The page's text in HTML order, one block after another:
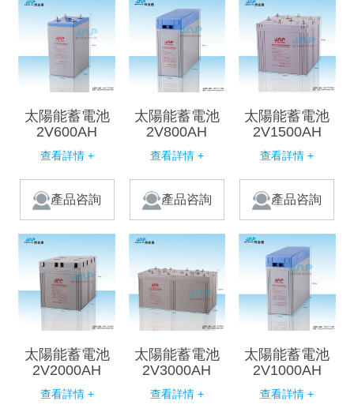
太陽能蓄電池
2V600AH
查看詳情 +
產品咨詢
太陽能蓄電池
2V800AH
查看詳情 +
產品咨詢
太陽能蓄電池
2V1500AH
查看詳情 +
產品咨詢
太陽能蓄電池
2V2000AH
查看詳情 +
太陽能蓄電池
2V3000AH
查看詳情 +
太陽能蓄電池
2V1000AH
查看詳情 +